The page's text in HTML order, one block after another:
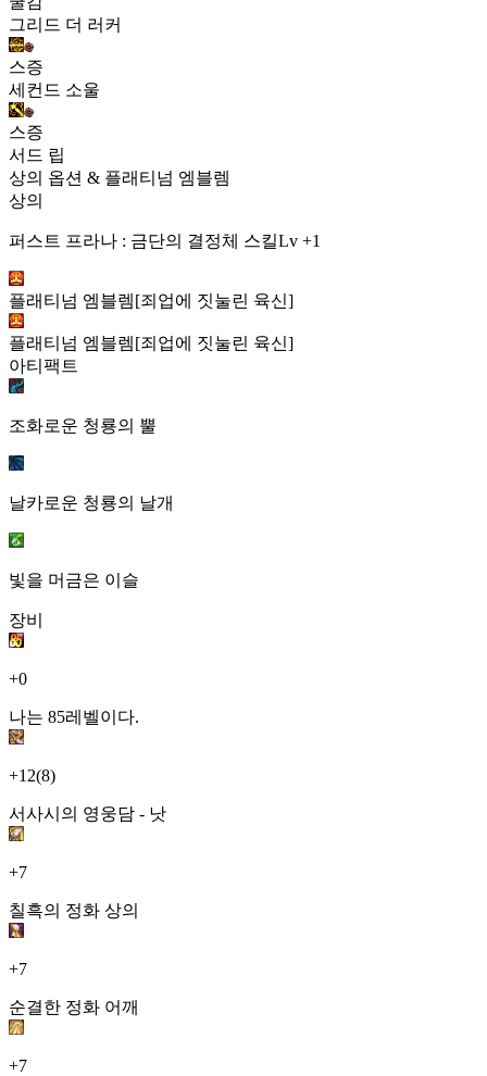
그리드 더 러커
스증
세컨드 소울
스증
서드 립
상의 옵션 & 플래티넘 엠블렘
상의
퍼스트 프라나 : 금단의 결정체 스킬Lv +1
플래티넘 엠블렘[죄업에 짓눌린 육신]
플래티넘 엠블렘[죄업에 짓눌린 육신]
아티팩트
조화로운 청룡의 뿔
날카로운 청룡의 날개
빛을 머금은 이슬
장비
+0
나는 85레벨이다.
+12(8)
서사시의 영웅담 - 낫
+7
칠흑의 정화 상의
+7
순결한 정화 어깨
+7